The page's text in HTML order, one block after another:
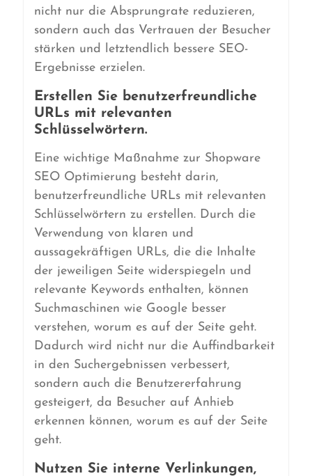
nicht nur die Absprungrate reduzieren,
sondern auch das Vertrauen der Besucher
stärken und letztendlich bessere SEO-
Ergebnisse erzielen.
Erstellen Sie benutzerfreundliche
URLs mit relevanten
Schlüsselwörtern.
Eine wichtige Maßnahme zur Shopware
SEO Optimierung besteht darin,
benutzerfreundliche URLs mit relevanten
Schlüsselwörtern zu erstellen. Durch die
Verwendung von klaren und
aussagekräftigen URLs, die die Inhalte
der jeweiligen Seite widerspiegeln und
relevante Keywords enthalten, können
Suchmaschinen wie Google besser
verstehen, worum es auf der Seite geht.
Dadurch wird nicht nur die Auffindbarkeit
in den Suchergebnissen verbessert,
sondern auch die Benutzererfahrung
gesteigert, da Besucher auf Anhieb
erkennen können, worum es auf der Seite
geht.
Nutzen Sie interne Verlinkungen,